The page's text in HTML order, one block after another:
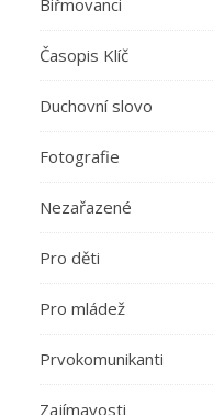
Časopis Klíč
Duchovní slovo
Fotografie
Nezařazené
Pro děti
Pro mládež
Prvokomunikanti
Zajímavosti